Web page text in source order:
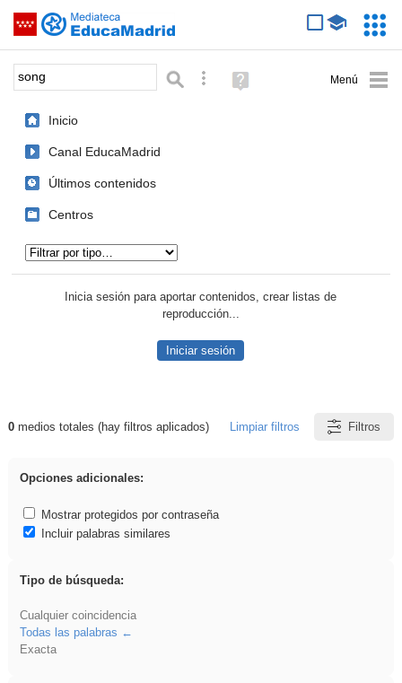
Saltar navegación
Palabra o frase: Búsqueda avanzada
Ayuda
(en
Inicio
Canal EducaMadrid
Últimos contenidos
Centros
Inicia sesión para aportar contenidos, crear listas de
reproducción...
Iniciar sesión
Resultados de: song
0medios totales (hay filtros aplicados) Limpiar filtros Filtros
Opciones adicionales:
Mostrar protegidos por contraseña
Incluir palabras similares
Tipo de búsqueda:
Cualquier coincidencia
Todas las palabras
Exacta